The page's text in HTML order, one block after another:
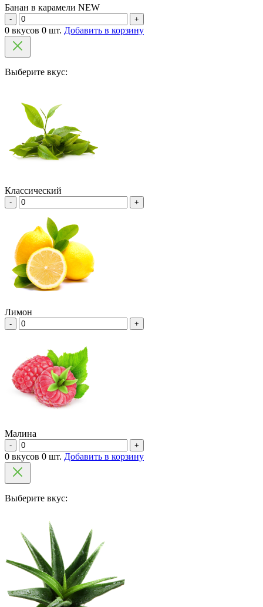
Банан в карамели NEW
- +
0 вкусов 0 шт. Добавить в корзину
Выберите вкус:
Классический
- +
Лимон
- +
Малина
- +
0 вкусов 0 шт. Добавить в корзину
Выберите вкус: